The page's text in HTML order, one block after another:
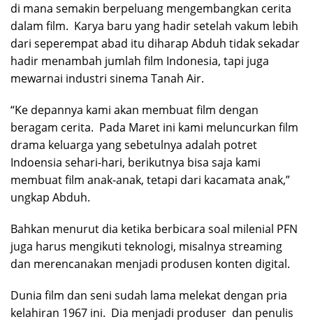
di mana semakin berpeluang mengembangkan cerita
dalam film. Karya baru yang hadir setelah vakum lebih
dari seperempat abad itu diharap Abduh tidak sekadar
hadir menambah jumlah film Indonesia, tapi juga
mewarnai industri sinema Tanah Air.
“Ke depannya kami akan membuat film dengan
beragam cerita. Pada Maret ini kami meluncurkan film
drama keluarga yang sebetulnya adalah potret
Indoensia sehari-hari, berikutnya bisa saja kami
membuat film anak-anak, tetapi dari kacamata anak,”
ungkap Abduh.
Bahkan menurut dia ketika berbicara soal milenial PFN
juga harus mengikuti teknologi, misalnya streaming
dan merencanakan menjadi produsen konten digital.
Dunia film dan seni sudah lama melekat dengan pria
kelahiran 1967 ini. Dia menjadi produser dan penulis